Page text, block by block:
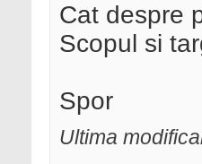
Cat despre
Scopul si
Spor
Ultima